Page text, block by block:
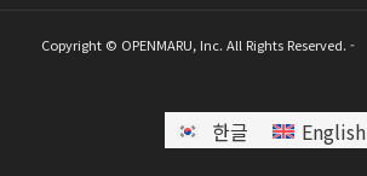
Copyright © OPENMARU, Inc. All Rights Reserved. -
한글 English